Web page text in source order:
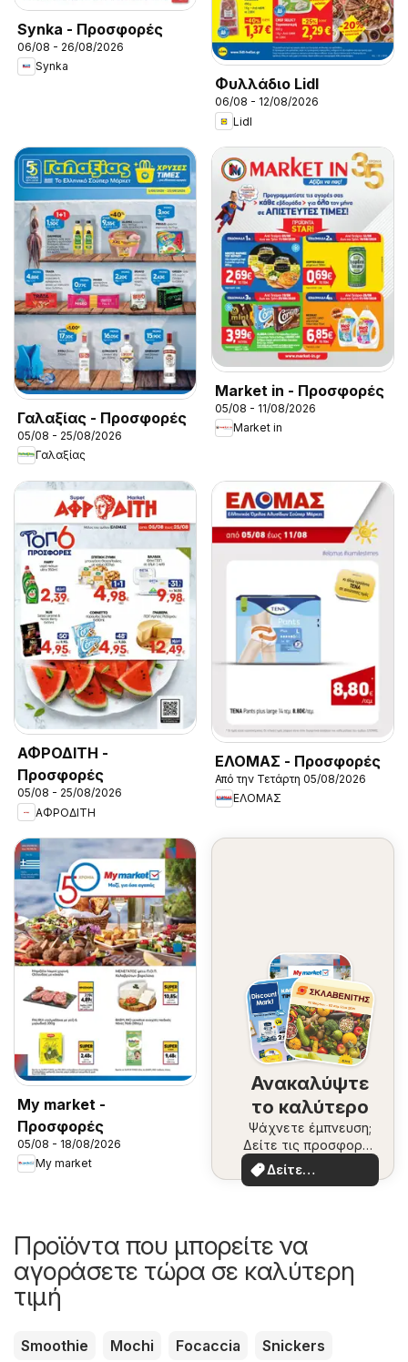
Synka - Προσφορές
06/08 - 26/08/2026
Synka
Φυλλάδιο Lidl
06/08 - 12/08/2026
Lidl
Γαλαξίας - Προσφορές
05/08 - 25/08/2026
Γαλαξίας
Market in - Προσφορές
05/08 - 11/08/2026
Market in
ΑΦΡΟΔΙΤΗ -
Προσφορές
05/08 - 25/08/2026
ΑΦΡΟΔΙΤΗ
ΕΛΟΜΑΣ - Προσφορές
Από την Τετάρτη 05/08/2026
ΕΛΟΜΑΣ
My market -
Προσφορές
05/08 - 18/08/2026
My market
Ανακαλύψτε
το καλύτερο
Ψάχνετε έμπνευση;
Δείτε τις προσφορές
της στιγμής
Δείτε
περισσότερα
Προϊόντα που μπορείτε να
αγοράσετε τώρα σε καλύτερη
τιμή
Smoothie Mochi Focaccia
Snickers